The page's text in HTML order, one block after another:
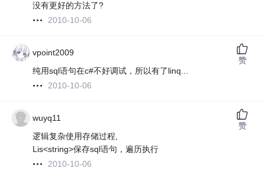
没有更好的方法了?
2010-10-06
vpoint2009
纯用sql语句在c#不好调试，所以有了linq...
2010-10-06
赞
wuyq11
逻辑复杂使用存储过程,
Lis<string>保存sql语句，遍历执行
2010-10-06
赞